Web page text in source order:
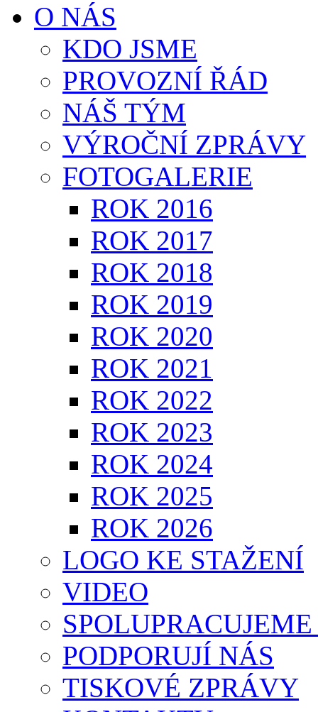
O NÁS
KDO JSME
PROVOZNÍ ŘÁD
NÁŠ TÝM
VÝROČNÍ ZPRÁVY
FOTOGALERIE
ROK 2016
ROK 2017
ROK 2018
ROK 2019
ROK 2020
ROK 2021
ROK 2022
ROK 2023
ROK 2024
ROK 2025
ROK 2026
LOGO KE STAŽENÍ
VIDEO
SPOLUPRACUJEME
PODPORUJÍ NÁS
TISKOVÉ ZPRÁVY